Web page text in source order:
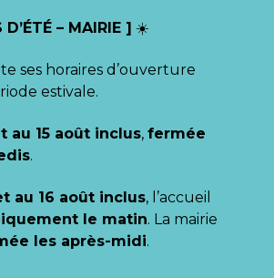
D’ÉTÉ – MAIRIE ] ☀️
ses horaires d’ouverture
estivale.
au 15 août inclus, fermée
.
au 16 août inclus, l’accueil
le matin. La mairie
les après-midi.